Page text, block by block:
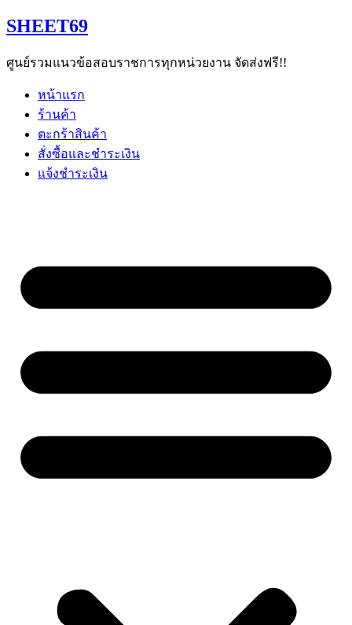
Skip
to
SHEET69
ศูนย์รวมแนวข้อสอบราชการทุกหน่วยงาน จัดส่งฟรี!!
หน้าแรก
ร้านค้า
ตะกร้าสินค้า
สั่งซื้อและชำระเงิน
แจ้งชำระเงิน